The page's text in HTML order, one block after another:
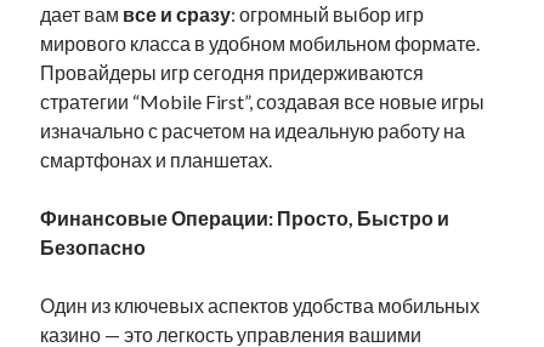
дает вам все и сразу: огромный выбор игр
мирового класса в удобном мобильном формате.
Провайдеры игр сегодня придерживаются
стратегии “Mobile First”, создавая все новые игры
изначально с расчетом на идеальную работу на
смартфонах и планшетах.
Финансовые Операции: Просто, Быстро и
Безопасно
Один из ключевых аспектов удобства мобильных
казино — это легкость управления вашими